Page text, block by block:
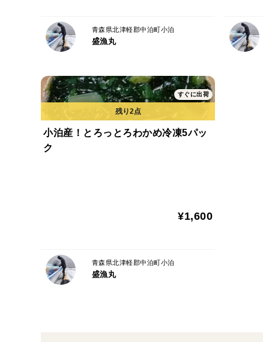
青森県北津軽郡中泊町小泊
盛漁丸
すぐに出荷
小泊産！とろっとろわかめ冷凍5パッ
ク
¥1,600
青森県北津軽郡中泊町小泊
盛漁丸